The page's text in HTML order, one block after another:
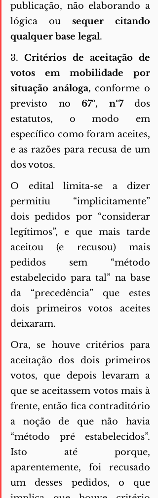
publicação, não elaborando a
lógica ou sequer citando
qualquer base legal.
3. Critérios de aceitação de
votos em mobilidade por
situação análoga, conforme o
previsto no 67º, nº7 dos
estatutos, o modo em
específico como foram aceites,
e as razões para recusa de um
dos votos.
O edital limita-se a dizer
permitiu “implicitamente”
dois pedidos por “considerar
legítimos”, e que mais tarde
aceitou (e recusou) mais
pedidos sem “método
estabelecido para tal” na base
da “precedência” que estes
dois primeiros votos aceites
deixaram.
Ora, se houve critérios para
aceitação dos dois primeiros
votos, que depois levaram a
que se aceitassem votos mais à
frente, então fica contraditório
a noção de que não havia
“método pré estabelecidos”.
Isto até porque,
aparentemente, foi recusado
um desses pedidos, o que